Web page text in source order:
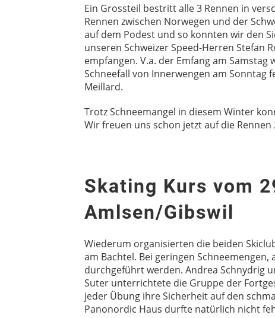
Ein Grossteil bestritt alle 3 Rennen in
Rennen zwischen Norwegen und der
auf dem Podest und so konnten wir den
unseren Schweizer Speed-Herren
empfangen. V.a. der Emfang am
Schneefall von Innerwengen am Sonntag
Meillard.
Trotz Schneemangel in diesem Winter
Wir freuen uns schon jetzt auf die Rennen
Skating Kurs vom
Amlsen/Gibswil
Wiederum organisierten die beiden
am Bachtel. Bei geringen
durchgeführt werden. Andrea Schnydrig
Suter unterrichtete die Gruppe der
jeder Übung ihre Sicherheit auf den
Panonordic Haus durfte natürlich nicht